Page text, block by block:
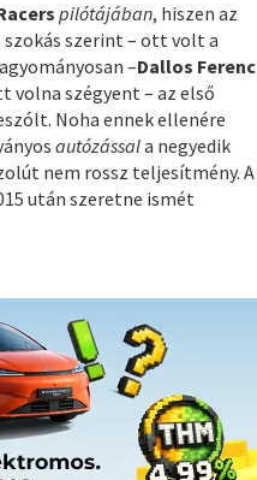
pilótájában, hiszen az
szokás szerint – ott volt a
–Dallos Ferenc
volna szégyent – az első
Noha ennek ellenére
autózássala negyedik
nem rossz teljesítmény. A
után szeretne ismét